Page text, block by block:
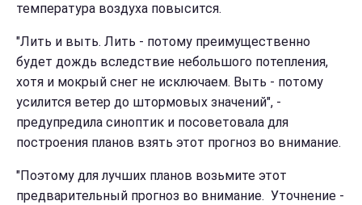
температура воздуха повысится.
"Лить и выть. Лить - потому преимущественно
будет дождь вследствие небольшого потепления,
хотя и мокрый снег не исключаем. Выть - потому
усилится ветер до штормовых значений", -
предупредила синоптик и посоветовала для
построения планов взять этот прогноз во внимание.
"Поэтому для лучших планов возьмите этот
предварительный прогноз во внимание. Уточнение -